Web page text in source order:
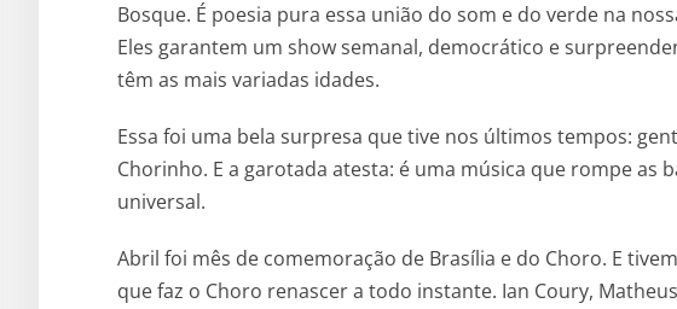
Bosque. É poesia pura essa união do som e do verde na
Eles garantem um show semanal, democrático e
têm as mais variadas idades.
Essa foi uma bela surpresa que tive nos últimos tempos:
Chorinho. E a garotada atesta: é uma música que rompe as
universal.
Abril foi mês de comemoração de Brasília e do Choro. E
que faz o Choro renascer a todo instante. Ian Coury,